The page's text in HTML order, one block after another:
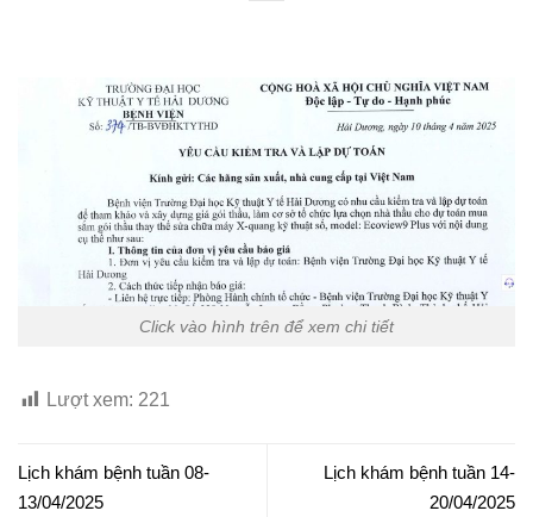
Click vào hình trên để xem chi tiết
Lượt xem: 221
Lịch khám bệnh tuần 08-
13/04/2025
Lịch khám bệnh tuần 14-
20/04/2025